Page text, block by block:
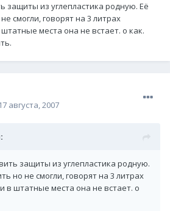
защиты из углепластика родную. Её
смогли, говорят на 3 литрах
места она не встает. о как.
17 августа, 2007
защиты из углепластика родную.
но не смогли, говорят на 3 литрах
в штатные места она не встает. о